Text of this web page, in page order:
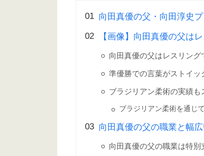
向田真優の父・向田淳史
【画像】向田真優の父は
向田真優の父はレスリング
準優勝での言葉がストイッ
ブラジリアン柔術の実績も
ブラジリアン柔術を通じ
向田真優の父の職業と幅
向田真優の父の職業は特別